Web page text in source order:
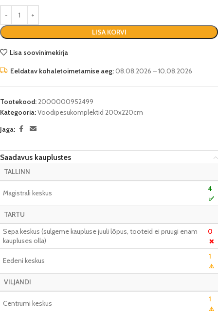
LISA KORVI
Lisa soovinimekirja
Eeldatav kohaletoimetamise aeg:08.08.2026 – 10.08.2026
Tootekood:2000000952499
Kategooria:Voodipesukomplektid 200x220cm
Jaga:
Saadavus kauplustes
TALLINN
Magistrali keskus 4
✅
TARTU
Sepa keskus (sulgeme kaupluse juuli lõpus, tooteid ei pruugi enam
kaupluses olla)
0
❌
Eedeni keskus 1
⚠️
VILJANDI
Centrumi keskus 1
⚠️